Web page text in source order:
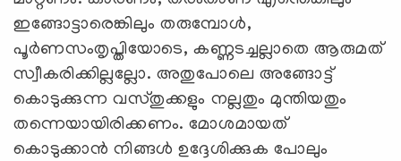
ഇങ്ങോട്ടാരെങ്കിലും തരുമ്പോള്‍,
പൂര്‍ണസംതൃപ്തിയോടെ, കണ്ണടച്ചല്ലാതെ ആരുമത്
സ്വീകരിക്കില്ലല്ലോ. അതുപോലെ അങ്ങോട്ട്
കൊടുക്കുന്ന വസ്തുക്കളും നല്ലതും മുന്തിയതും
തന്നെയായിരിക്കണം. മോശമായത്
കൊടുക്കാന്‍ നിങ്ങള്‍ ഉദ്ദേശിക്കുക പോലും